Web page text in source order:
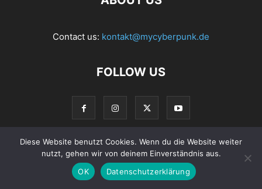
Contact us: kontakt@mycyberpunk.de
FOLLOW US
© Copyright 2022 MyCyberpunk.de
Diese Website benutzt Cookies. Wenn du die Website weiter
nutzt, gehen wir von deinem Einverständnis aus.
OK
Datenschutzerklärung